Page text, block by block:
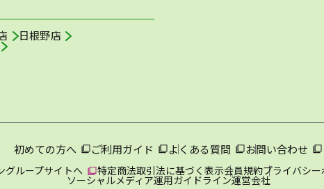
日根野店
初めての方へ ご利用ガイド よくある質問 お問い合わせ
グループサイトへ 特定商法取引法に基づく表示会員規約プライバシ
ソーシャルメディア運用ガイドライン運営会社